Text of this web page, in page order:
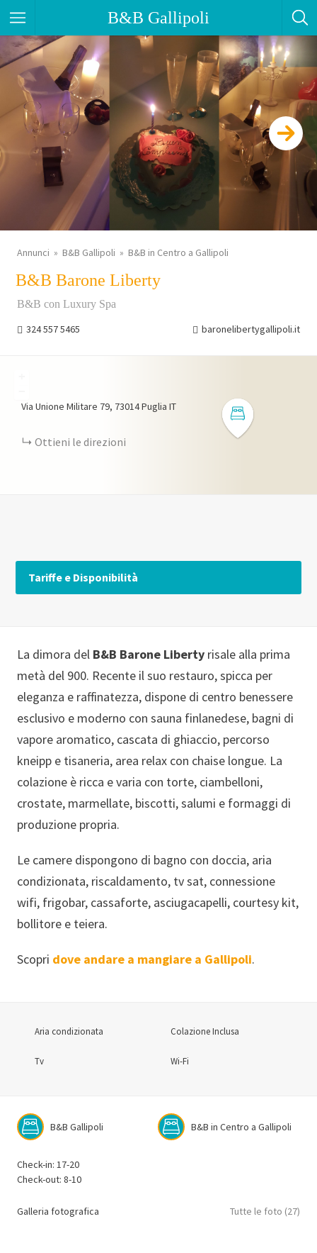
B&B Gallipoli
Annunci B&B Gallipoli B&B in Centro a Gallipoli
B&B Barone Liberty
B&B con Luxury Spa
324 557 5465 baronelibertygallipoli.it
Via Unione Militare 79 73014Puglia IT
Ottieni le direzioni
Tariffe e Disponibilità
La dimora del B&B Barone Liberty risale alla prima
metà del 900. Recente il suo restauro, spicca per
eleganza e raffinatezza, dispone di centro benessere
esclusivo e moderno con sauna finlanedese, bagni di
vapore aromatico, cascata di ghiaccio, percorso
kneipp e tisaneria, area relax con chaise longue. La
colazione è ricca e varia con torte, ciambelloni,
crostate, marmellate, biscotti, salumi e formaggi di
produzione propria.
Le camere dispongono di bagno con doccia, aria
condizionata, riscaldamento, tv sat, connessione
wifi, frigobar, cassaforte, asciugacapelli, courtesy kit,
bollitore e teiera.
Scopri dove andare a mangiare a Gallipoli.
Aria condizionata Colazione Inclusa
Tv Wi-Fi
B&B Gallipoli B&B in Centro a Gallipoli
Check-in: 17-20
Check-out: 8-10
Galleria fotografica Tutte le foto (27)